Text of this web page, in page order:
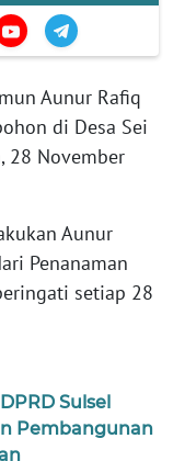
Aunur Rafiq
di Desa Sei
28 November
Aunur
Penanaman
setiap 28
Sulsel
Pembangunan